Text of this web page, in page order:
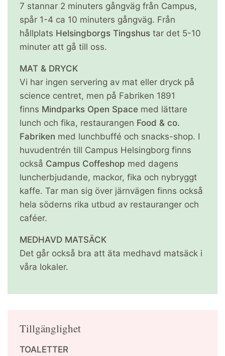
7 stannar 2 minuters gångväg från Campus,
spår 1-4 ca 10 minuters gångväg. Från
hållplats Helsingborgs Tingshus tar det 5-10
minuter att gå till oss.
MAT & DRYCK
Vi har ingen servering av mat eller dryck på
science centret, men på Fabriken 1891
finns Mindparks Open Space med lättare
lunch och fika, restaurangen Food & co.
Fabriken med lunchbuffé och snacks-shop. I
huvudentrén till Campus Helsingborg finns
också Campus Coffeshop med dagens
luncherbjudande, mackor, fika och nybryggt
kaffe. Tar man sig över järnvägen finns också
hela söderns rika utbud av restauranger och
caféer.
MEDHAVD MATSÄCK
Det går också bra att äta medhavd matsäck i
våra lokaler.
Tillgänglighet
TOALETTER